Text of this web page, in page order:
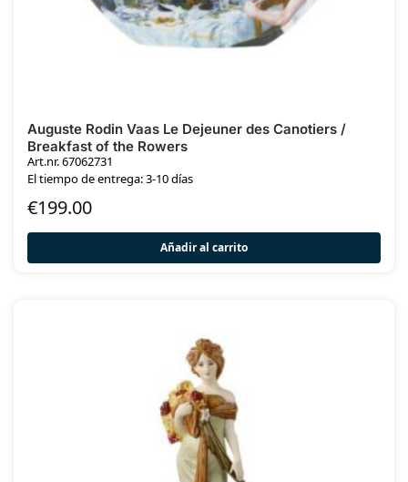
Auguste Rodin Vaas Le Dejeuner des Canotiers /
Breakfast of the Rowers
Art.nr. 67062731
El tiempo de entrega: 3-10 días
€199.00
Añadir al carrito